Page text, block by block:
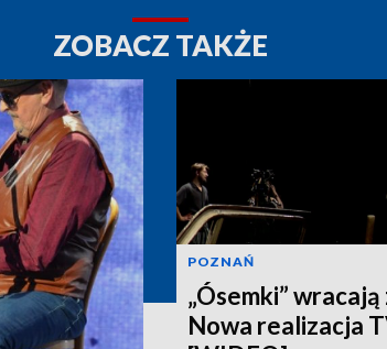
ZOBACZ TAKŻE
POZNAŃ
„Ósemki”
Nowa realizacja